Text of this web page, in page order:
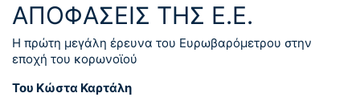
ΑΠΟΦΑΣΕΙΣ ΤΗΣ Ε.Ε.
Η πρώτη μεγάλη έρευνα του Ευρωβαρόμετρου στην
εποχή του κορωνοϊού
Του Κώστα Καρτάλη